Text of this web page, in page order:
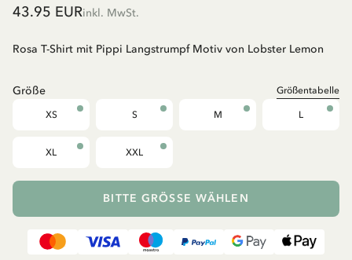
43.95 EURinkl. MwSt.
Rosa T-Shirt mit Pippi Langstrumpf Motiv von Lobster Lemon
Größe Größentabelle
XS S M L
XL XXL
BITTE GRÖSSE WÄHLEN